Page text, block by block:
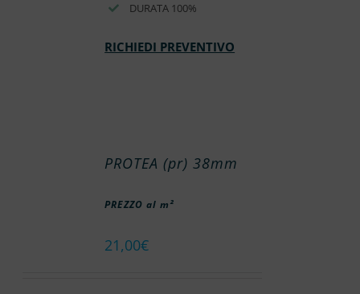
DURATA 100%
RICHIEDI PREVENTIVO
PROTEA (pr) 38mm
PREZZO al m²
21,00€